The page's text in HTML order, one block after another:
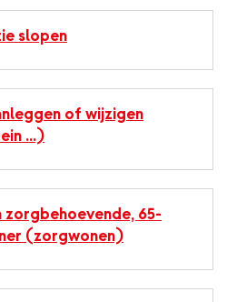
slopen
of wijzigen
...)
zorgbehoevende, 65-
(zorgwonen)